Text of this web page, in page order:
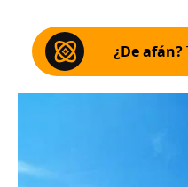
¿De afán?